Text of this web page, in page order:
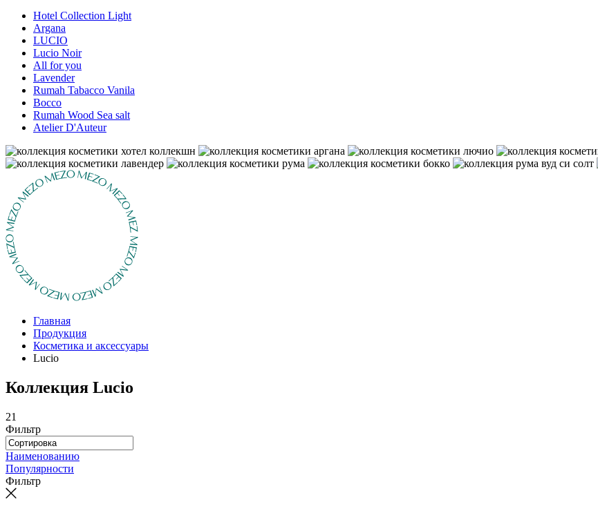
Hotel Collection Light
Argana
LUCIO
Lucio Noir
All for you
Lavender
Rumah Tabacco Vanila
Bocco
Rumah Wood Sea salt
Atelier D'Auteur
Главная
Продукция
Косметика и аксессуары
Lucio
Коллекция Lucio
21
Фильтр
Наименованию
Популярности
Фильтр